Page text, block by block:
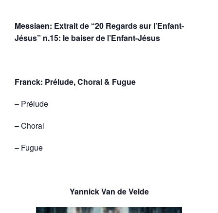
Messiaen: Extrait de “20 Regards sur l’Enfant-
Jésus” n.15: le baiser de l’Enfant-Jésus
Franck: Prélude, Choral & Fugue
– Prélude
– Choral
– Fugue
Yannick Van de Velde